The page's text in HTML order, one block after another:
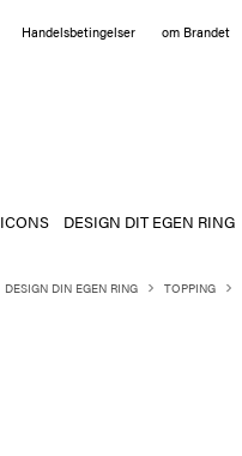
Handelsbetingelser om Brandet
ICONS DESIGN DIT EGEN RING
DESIGN DIN EGEN RING TOPPING